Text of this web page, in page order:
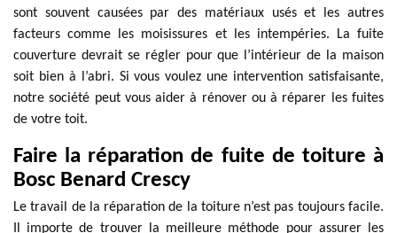
sont souvent causées par des matériaux usés et les autres
facteurs comme les moisissures et les intempéries. La fuite
couverture devrait se régler pour que l’intérieur de la maison
soit bien à l’abri. Si vous voulez une intervention satisfaisante,
notre société peut vous aider à rénover ou à réparer les fuites
de votre toit.
Faire la réparation de fuite de toiture à
Bosc Benard Crescy
Le travail de la réparation de la toiture n’est pas toujours facile.
Il importe de trouver la meilleure méthode pour assurer les